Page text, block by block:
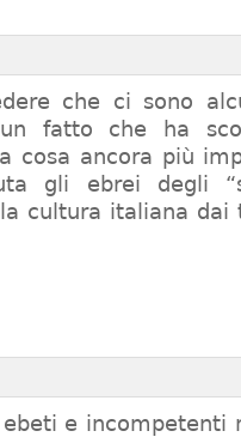
che ci sono
un fatto che ha
cosa ancora più
gli ebrei degli
cultura italiana dai
ebeti e